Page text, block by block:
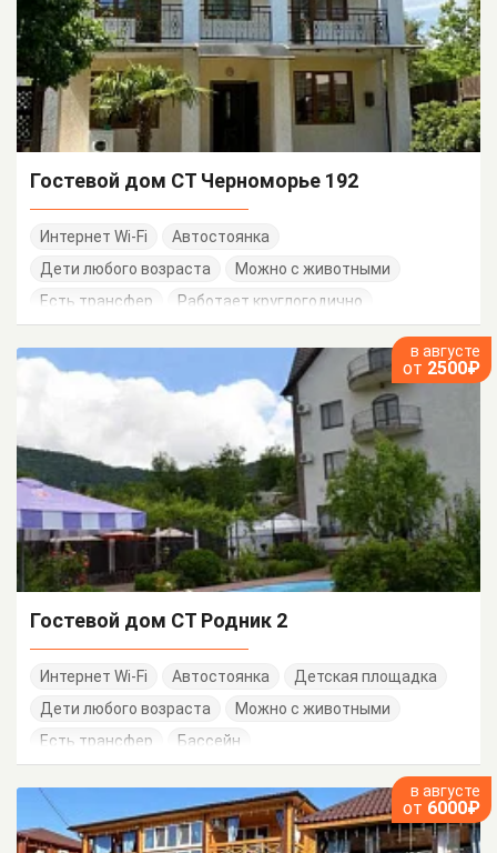
Гостевой дом СТ Черноморье 192
Интернет Wi-Fi
Автостоянка
Дети любого возраста
Можно с животными
Есть трансфер
Работает круглогодично
в августе
от 2500₽
Гостевой дом СТ Родник 2
Интернет Wi-Fi Автостоянка
Детская площадка
Дети любого возраста
Можно с животными
Есть трансфер
Бассейн
в августе
от 6000₽